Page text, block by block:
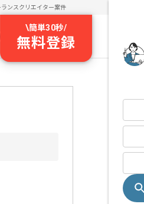
ランスクリエイター案件
\簡単30秒/
無料登録